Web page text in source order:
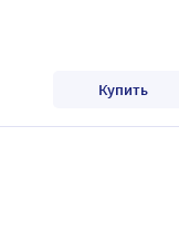
Купить